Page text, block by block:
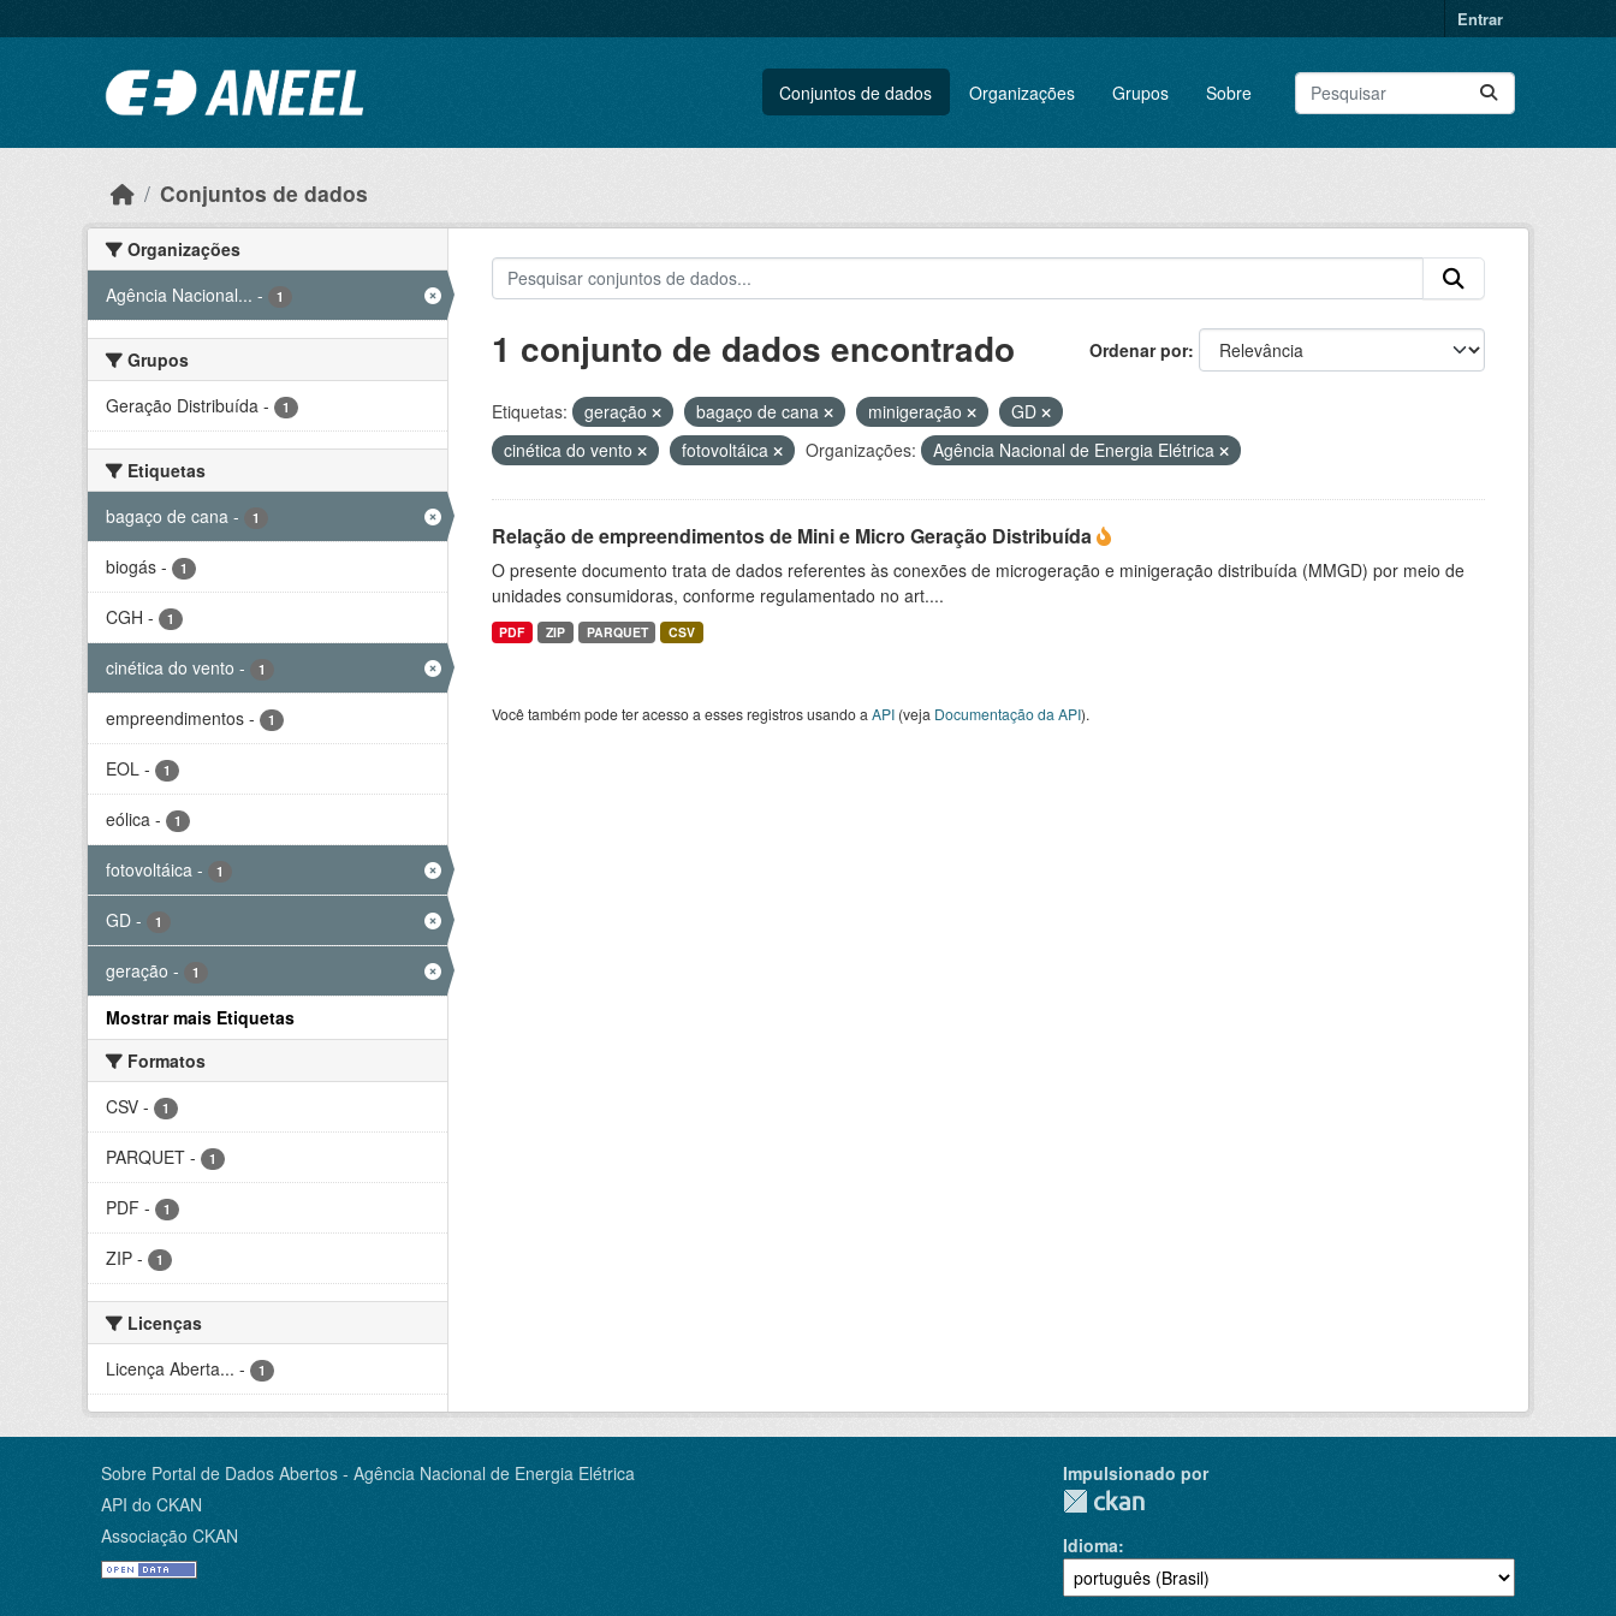
Entrar
Conjuntos de dados Organizações Grupos Sobre
Conjuntos de dados
Organizações
Agência Nacional... - 1
Grupos
Geração Distribuída - 1
Etiquetas
bagaço de cana - 1
biogás - 1
CGH - 1
cinética do vento - 1
empreendimentos - 1
EOL - 1
eólica - 1
fotovoltáica - 1
GD - 1
geração - 1
Mostrar mais Etiquetas
Formatos
CSV - 1
PARQUET - 1
PDF - 1
ZIP - 1
Licenças
Licença Aberta... - 1
Ordenar por
1 conjunto de dados encontrado
Etiquetas: geração bagaço de cana minigeração
GD
cinética do vento
fotovoltáica Organizações: Agência Nacional de Energia Elétrica
Relação de empreendimentos de Mini e Micro Geração Distribuída
O presente documento trata de dados referentes às conexões de microgeração e minigeração distribuída (MMGD) por meio de
unidades consumidoras, conforme regulamentado no art....
PDF ZIP PARQUET CSV
Você também pode ter acesso a esses registros usando a API(veja Documentação da API).
Sobre Portal de Dados Abertos - Agência Nacional de Energia Elétrica
API do CKAN
Associação CKAN
Impulsionado por
Idioma